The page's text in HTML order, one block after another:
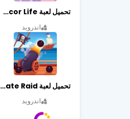
تحميل لعبة Decor Life مهكرة أخر إصدار
اندرويد
تحميل لعبة Pirate Raid مهكرة أخر إصدار
اندرويد